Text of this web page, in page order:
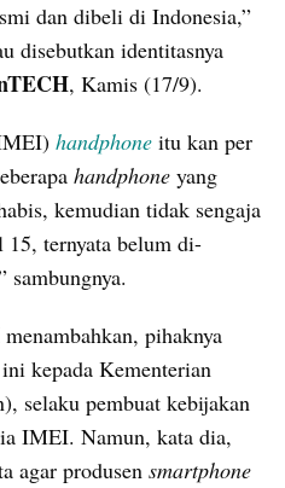
dan dibeli di Indonesia,”
disebutkan identitasnya
, Kamis (17/9).
handphone
handphone yang
kemudian tidak sengaja
15, ternyata belum di-
sambungnya.
menambahkan, pihaknya
kepada Kementerian
selaku pembuat kebijakan
IMEI. Namun, kata dia,
agar produsen smartphone